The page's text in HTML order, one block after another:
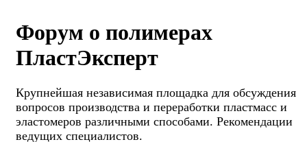
Форум о полимерах
ПластЭксперт
Крупнейшая независимая площадка для обсуждения
вопросов производства и переработки пластмасс и
эластомеров различными способами. Рекомендации
ведущих специалистов.